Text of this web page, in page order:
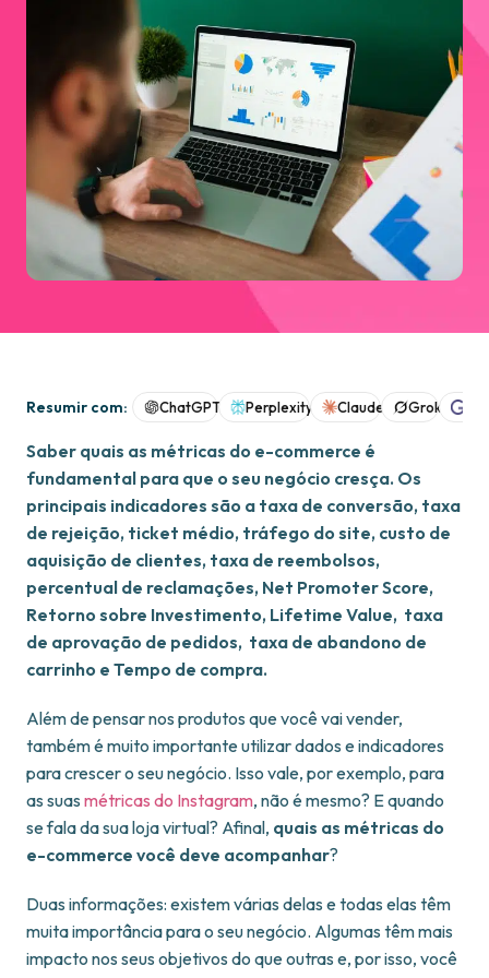
Resumir com: ChatGPT Perplexity Claude Grok
Saber quais as métricas do e-commerce é
fundamental para que o seu negócio cresça. Os
principais indicadores são a taxa de conversão, taxa
de rejeição, ticket médio, tráfego do site, custo de
aquisição de clientes, taxa de reembolsos,
percentual de reclamações, Net Promoter Score,
Retorno sobre Investimento, Lifetime Value, taxa
de aprovação de pedidos, taxa de abandono de
carrinho e Tempo de compra.
Além de pensar nos produtos que você vai vender,
também é muito importante utilizar dados e indicadores
para crescer o seu negócio. Isso vale, por exemplo, para
as suas métricas do Instagram, não é mesmo? E quando
se fala da sua loja virtual? Afinal, quais as métricas do
e-commerce você deve acompanhar?
Duas informações: existem várias delas e todas elas têm
muita importância para o seu negócio. Algumas têm mais
impacto nos seus objetivos do que outras e, por isso, você